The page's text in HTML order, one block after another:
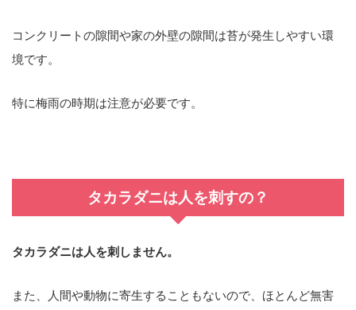
コンクリートの隙間や家の外壁の隙間は苔が発生しやすい環
境です。
特に梅雨の時期は注意が必要です。
タカラダニは人を刺すの？
タカラダニは人を刺しません。
また、人間や動物に寄生することもないので、ほとんど無害